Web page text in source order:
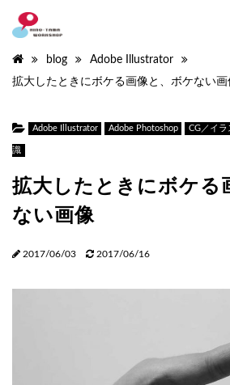
blog
Adobe Illustrator
拡大したときにボケる画像と、ボケない画
Adobe Illustrator Adobe Photoshop CG／イラ
識
拡大したときにボケる
ない画像
2017/06/03 2017/06/16